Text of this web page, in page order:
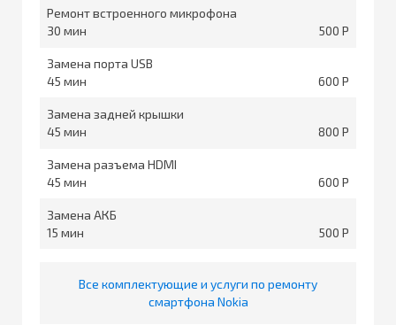
Ремонт встроенного микрофона
30
500
Замена порта USB
45
600
Замена задней крышки
45
800
Замена разъема HDMI
45
600
Замена АКБ
15
500
Все комплектующие и услуги по ремонту
смартфона Nokia